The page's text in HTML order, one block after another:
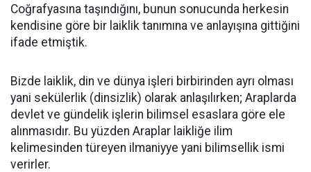
Coğrafyasına taşındığını, bunun sonucunda herkesin
kendisine göre bir laiklik tanımına ve anlayışına gittiğini
ifade etmiştik.
Bizde laiklik, din ve dünya işleri birbirinden ayrı olması
yani sekülerlik (dinsizlik) olarak anlaşılırken; Araplarda
devlet ve gündelik işlerin bilimsel esaslara göre ele
alınmasıdır. Bu yüzden Araplar laikliğe ilim
kelimesinden türeyen ilmaniyye yani bilimsellik ismi
verirler.